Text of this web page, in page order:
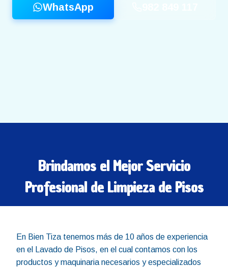
WhatsApp
Brindamos el Mejor Servicio
Profesional de Limpieza de Pisos
En Bien Tiza tenemos más de 10 años de experiencia
en el Lavado de Pisos, en el cual contamos con los
productos y maquinaria necesarios y especializados